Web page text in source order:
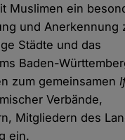
Muslimen ein
und Anerkennung
Städte und das
Baden-
zum gemeinsamen
Verbände,
Mitgliedern des
ein.